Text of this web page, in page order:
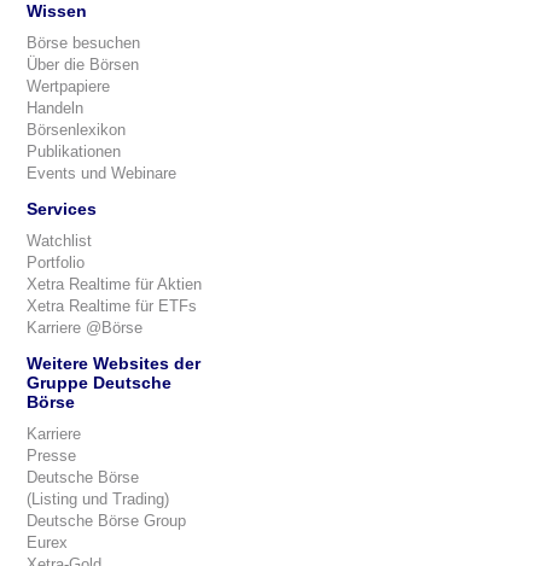
Wissen
Börse besuchen
Über die Börsen
Wertpapiere
Handeln
Börsenlexikon
Publikationen
Events und Webinare
Services
Watchlist
Portfolio
Xetra Realtime für Aktien
Xetra Realtime für ETFs
Karriere @Börse
Weitere Websites der
Gruppe Deutsche
Börse
Karriere
Presse
Deutsche Börse
(Listing und Trading)
Deutsche Börse Group
Eurex